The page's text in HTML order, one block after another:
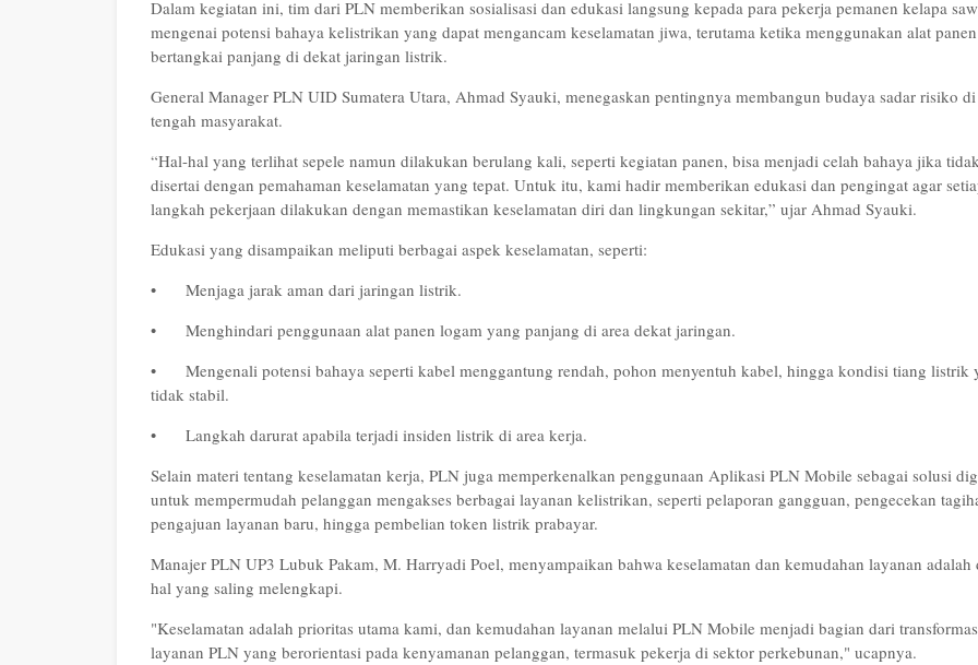
Dalam kegiatan ini, tim dari PLN memberikan sosialisasi dan edukasi langsung kepada para pekerja pemanen kelapa
mengenai potensi bahaya kelistrikan yang dapat mengancam keselamatan jiwa, terutama ketika menggunakan alat panen
bertangkai panjang di dekat jaringan listrik.
General Manager PLN UID Sumatera Utara, Ahmad Syauki, menegaskan pentingnya membangun budaya sadar risiko di
tengah masyarakat.
“Hal-hal yang terlihat sepele namun dilakukan berulang kali, seperti kegiatan panen, bisa menjadi celah bahaya jika
disertai dengan pemahaman keselamatan yang tepat. Untuk itu, kami hadir memberikan edukasi dan pengingat agar
langkah pekerjaan dilakukan dengan memastikan keselamatan diri dan lingkungan sekitar,” ujar Ahmad Syauki.
Edukasi yang disampaikan meliputi berbagai aspek keselamatan, seperti:
•
Menjaga jarak aman dari jaringan listrik.
•
Menghindari penggunaan alat panen logam yang panjang di area dekat jaringan.
•
Mengenali potensi bahaya seperti kabel menggantung rendah, pohon menyentuh kabel, hingga kondisi tiang listrik
tidak stabil.
•
Langkah darurat apabila terjadi insiden listrik di area kerja.
Selain materi tentang keselamatan kerja, PLN juga memperkenalkan penggunaan Aplikasi PLN Mobile sebagai solusi
untuk mempermudah pelanggan mengakses berbagai layanan kelistrikan, seperti pelaporan gangguan, pengecekan
pengajuan layanan baru, hingga pembelian token listrik prabayar.
Manajer PLN UP3 Lubuk Pakam, M. Harryadi Poel, menyampaikan bahwa keselamatan dan kemudahan layanan adalah
hal yang saling melengkapi.
"Keselamatan adalah prioritas utama kami, dan kemudahan layanan melalui PLN Mobile menjadi bagian dari
layanan PLN yang berorientasi pada kenyamanan pelanggan, termasuk pekerja di sektor perkebunan," ucapnya.